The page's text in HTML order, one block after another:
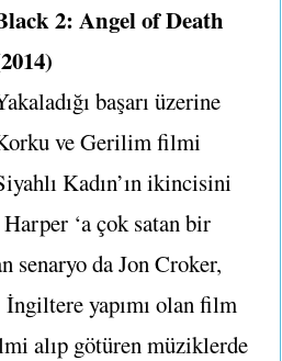
2: Angel of Death
başarı üzerine
ve Gerilim filmi
Kadın’ın ikincisini
‘a çok satan bir
senaryo da Jon Croker,
yapımı olan film
alıp götüren müziklerde